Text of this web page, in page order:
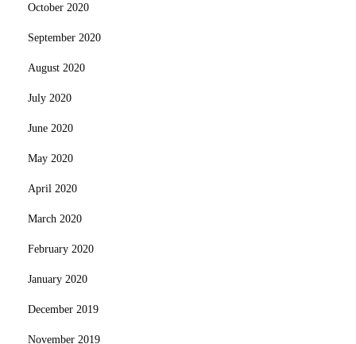
October 2020
September 2020
August 2020
July 2020
June 2020
May 2020
April 2020
March 2020
February 2020
January 2020
December 2019
November 2019